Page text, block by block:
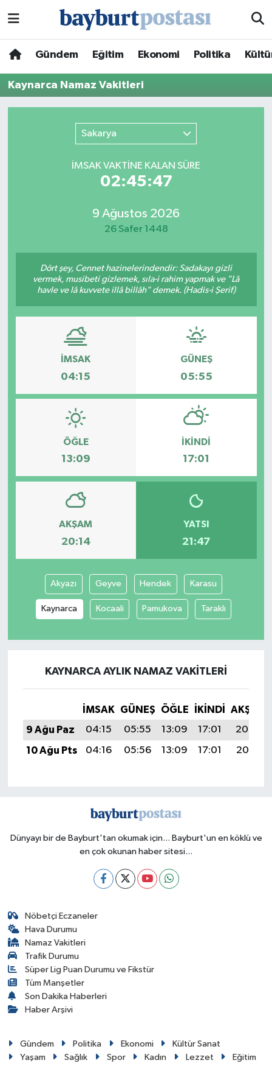
Gündem Eğitim Ekonomi Politika
Kaynarca Namaz Vakitleri
Sakarya
İMSAK VAKTİNE KALAN SÜRE
02:45:47
9 Ağustos 2026
26 Safer 1448
Dört şey, Cennet hazinelerindendir: Sadakayı gizli
vermek, musibeti gizlemek, sıla-i rahim yapmak ve "Lâ
havle ve lâ kuvvete illâ billâh" demek. (Hadis-i Şerif)
İMSAK
04:15
GÜNEŞ
05:55
ÖĞLE
13:09
İKINDI
17:01
AKŞAM
20:14
YATSI
21:47
Akyazı Geyve Hendek Karasu
Kaynarca Kocaali Pamukova Taraklı
KAYNARCA AYLIK NAMAZ VAKITLERI
İMSAK GÜNEŞ ÖĞLE İKINDI
AKŞAM
9 Ağu Paz
04:15 05:55 13:09 17:01
20:14
10 Ağu Pts
04:16 05:56 13:09 17:01 20:12
Dünyayı bir de Bayburt'tan okumak için... Bayburt'un en köklü ve
en çok okunan haber sitesi...
Nöbetçi Eczaneler
Hava Durumu
Namaz Vakitleri
Trafik Durumu
Süper Lig Puan Durumu ve Fikstür
Tüm Manşetler
Son Dakika Haberleri
Haber Arşivi
Gündem Politika Ekonomi
Kültür Sanat
Yaşam
Sağlık Spor Kadın Lezzet Eğitim
Hava Durumu
Namaz Vakitleri
Trafik Durumu
Süper Lig Puan Durumu ve Fikstür
Son Dakika Haberleri
Haber Arşivi